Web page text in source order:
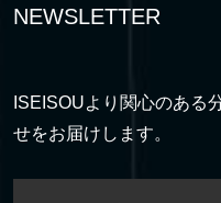
NEWSLETTER
ISEISOUより関心のある
せをお届けします。